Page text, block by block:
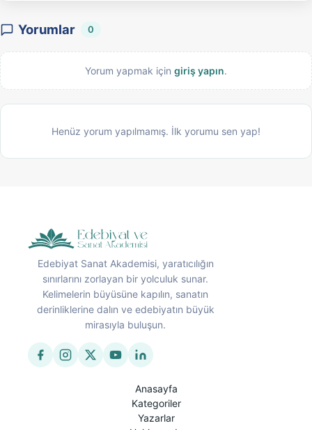
Yorumlar 0
Yorum yapmak için giriş yapın.
Henüz yorum yapılmamış. İlk yorumu sen yap!
Edebiyat Sanat Akademisi, yaratıcılığın
sınırlarını zorlayan bir yolculuk sunar.
Kelimelerin büyüsüne kapılın, sanatın
derinliklerine dalın ve edebiyatın büyük
mirasıyla buluşun.
Anasayfa
Kategoriler
Yazarlar